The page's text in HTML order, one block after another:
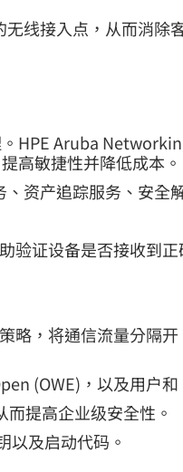
线接入点，从而消除
HPE Aruba
高敏捷性并降低成本。
资产追踪服务、安全
证设备是否接收到正
，将通信流量分隔
(OWE)，以及用户
提高企业级安全性。
以及启动代码。